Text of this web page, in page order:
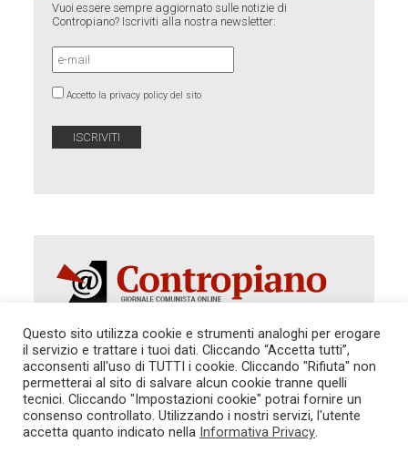
Vuoi essere sempre aggiornato sulle notizie di
Contropiano? Iscriviti alla nostra newsletter:
Accetto la privacy policy del sito
Autorizzazione del Tribunale di Roma 286 del 31
dicembre 2014. Direttore Responsabile: Sergio
Cararo. Indirizzo: V.Casalbruciato 27- sc. B - 00159
Tel. 06.640.122.19 -redazione@contropiano.org
Questo sito utilizza cookie e strumenti analoghi per erogare
il servizio e trattare i tuoi dati. Cliccando “Accetta tutti”,
acconsenti all'uso di TUTTI i cookie. Cliccando "Rifiuta" non
permetterai al sito di salvare alcun cookie tranne quelli
tecnici. Cliccando "Impostazioni cookie" potrai fornire un
consenso controllato. Utilizzando i nostri servizi, l'utente
accetta quanto indicato nella Informativa Privacy.